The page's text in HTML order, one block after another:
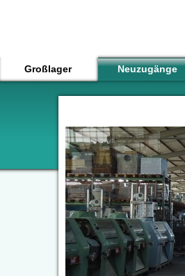
Großlager Neuzugänge